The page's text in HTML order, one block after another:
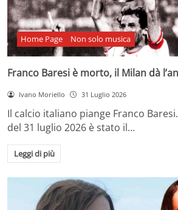
Home Page Non solo musica
Franco Baresi è morto, il Milan dà
Ivano Moriello 31 Luglio 2026
Il calcio italiano piange Franco
del 31 luglio 2026 è stato il…
Leggi di più